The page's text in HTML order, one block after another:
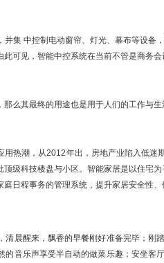
集 中控制电动窗帘、灯光、幕布等设
可见，智能中控系统在当前不管是商务
其最终的用途也是用于人们的工作与生
热潮，从2012年出，房地产业陷入低
级科技楼盘与小区。智能家居是以住
日程事务的管理系统，提升家居安全性
晨醒来，飘香的早餐刚好准备完毕；
音乐声享受半自动的做菜乐趣；安坐